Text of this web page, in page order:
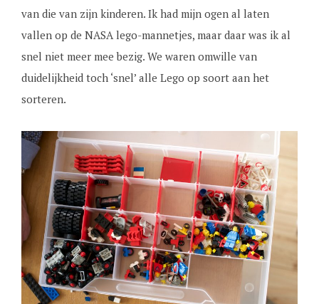
van die van zijn kinderen. Ik had mijn ogen al laten
vallen op de NASA lego-mannetjes, maar daar was ik al
snel niet meer mee bezig. We waren omwille van
duidelijkheid toch ‘snel’ alle Lego op soort aan het
sorteren.